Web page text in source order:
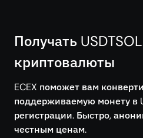
Получать
криптовалюты
ECEX поможет вам
поддерживаемую монету в
регистрации. Быстро,
честным ценам.